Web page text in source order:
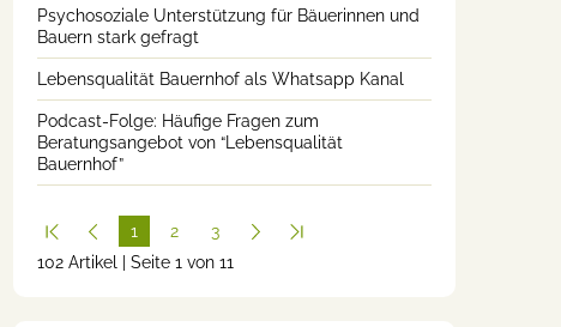
Psychosoziale Unterstützung für Bäuerinnen und
Bauern stark gefragt
Lebensqualität Bauernhof als Whatsapp Kanal
Podcast-Folge: Häufige Fragen zum
Beratungsangebot von “Lebensqualität
Bauernhof”
1
(cur
2
3
102 Artikel | Seite 1 von 11